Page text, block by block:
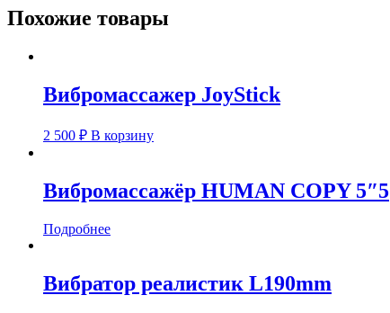
Похожие товары
Вибромассажер JoyStick
2 500 ₽ В корзину
Вибромассажёр HUMAN COPY 5″5
Подробнее
Вибратор реалистик L190mm